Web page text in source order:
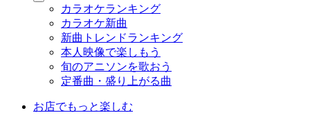
カラオケランキング
カラオケ新曲
新曲トレンドランキング
本人映像で楽しもう
旬のアニソンを歌おう
定番曲・盛り上がる曲
お店でもっと楽しむ